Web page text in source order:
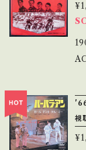
【
/
は
ACH
●
盤) *RED WAX / 盤=スレ多
方
視